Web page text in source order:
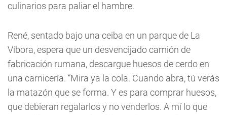
culinarios para paliar el hambre.
René, sentado bajo una ceiba en un parque de La
Víbora, espera que un desvencijado camión de
fabricación rumana, descargue huesos de cerdo en
una carnicería. “Mira ya la cola. Cuando abra, tú verás
la matazón que se forma. Y es para comprar huesos,
que debieran regalarlos y no venderlos. A mí lo que